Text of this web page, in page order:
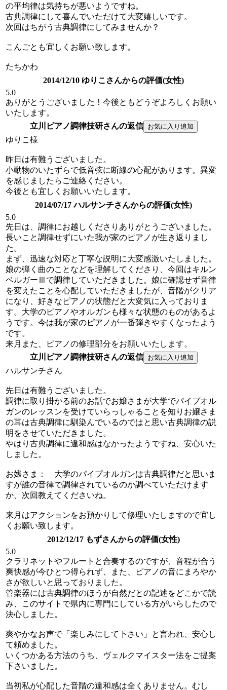
の平均律は気持ちが悪いようですね。
古典調律にして喜んでいただけて大変嬉しいです。
次回はちがう古典調律にしてみませんか？
こんごとも宜しくお願い致します。
たちかわ
2014/12/10 ゆりこさんからの評価(女性)
5.0
ありがとうございました！今後ともどうぞよろしくお願い
いたします。
立川ピアノ調律技研さんの返信
ゆりこ様
昨日は有難うございました。
小動物のいたずらで低音弦に断線の心配があります。異変
を感じましたらご連絡ください。
今後とも宜しくお願いいたします。
2014/07/17 ハルサンチさんからの評価(女性)
5.0
先日は、調律にお越しくださりありがとうございました。
長いこと調律せずにいた我が家のピアノが生き返りまし
た。
まず、迅速な対応と丁寧な説明に大変感激いたしました。
娘の弾く曲のことなどを理解してくださり、今回はキルン
ベルガーⅢで調律していただきました。娘に確認せず音律
を変えたことを心配していただきましたが、音階がクリア
になり、好きなピアノの状態だと大変気に入っておりま
す。大学のピアノやオルガンも様々な状態のものがあるよ
うです。今は我が家のピアノが一番弾きやすくなったよう
です。
来月また、ピアノの修理部分をお願いいたします。
立川ピアノ調律技研さんの返信
ハルサンチさん
先日は有難うございました。
調律に取り掛かる前のお話でお嬢さまが大学でパイプオル
ガンのレッスンを受けていらっしゃることを知りお嬢さま
の耳は古典調律に馴染んでいるのではと思い古典調律の説
明をさせていただきました。
やはり古典調律に違和感はなかったようですね、安心いた
しました。
お嬢さま： 大学のパイプオルガンは古典調律だと思いま
すが誰の音律で調律されているのか調べていただけます
か、次回教えてくださいね。
来月はアクションをお預かりして修理いたしますので宜し
くお願い致します。
2012/12/17 もずさんからの評価(女性)
5.0
クラリネットやフルートと合奏するのですが、音程が合う
爽快感が今ひとつ得られず、また、ピアノの音にまろやか
さが欲しいと思っておりました。
管楽器には古典調律のほうが自然だとの記述をどこかで読
み、このサイトで県内に専門にしている方がいらしたので
決心しました。
爽やかなお声で「楽しみにして下さい」と言われ、安心し
て頼めました。
いくつかある方法のうち、ヴェルクマイスター法をご提案
下さいました。
当初私が心配した音階の違和感は全くありません。むし